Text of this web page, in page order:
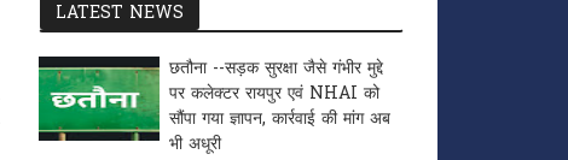
LATEST NEWS
छतौना --सड़क सुरक्षा जैसे गंभीर मुद्दे
पर कलेक्टर रायपुर एवं NHAI को
सौंपा गया ज्ञापन, कार्रवाई की मांग अब
भी अधूरी